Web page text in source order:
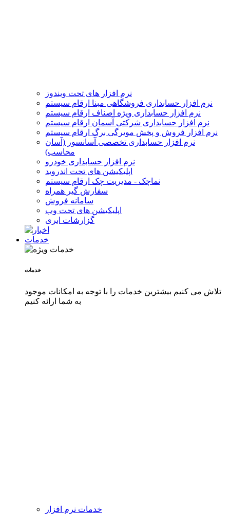
نرم افزار های تحت ویندوز
نرم افزار حسابداری فروشگاهی مبنا ارقام سیستم
نرم افزار حسابداری ویژه اصناف ارقام سیستم
نرم افزار حسابداری شرکتی آسمان ارقام سیستم
نرم افزار فروش و پخش مویرگی برگ ارقام سیستم
نرم افزار حسابداری تخصصی آسانسور (آسان
محاسب)
نرم افزار حسابداری خودرو
اپلیکیشن های تحت اندروید
نماچک - مدیریت چک ارقام سیستم
سفارش گیر همراه
سامانه فروش
اپلیکیشن های تحت وب
گزارشات ابری
خدمات
خدمات
تلاش می کنیم بیشترین خدمات را با توجه به امکانات موجود
به شما ارائه کنیم
خدمات نرم افزار